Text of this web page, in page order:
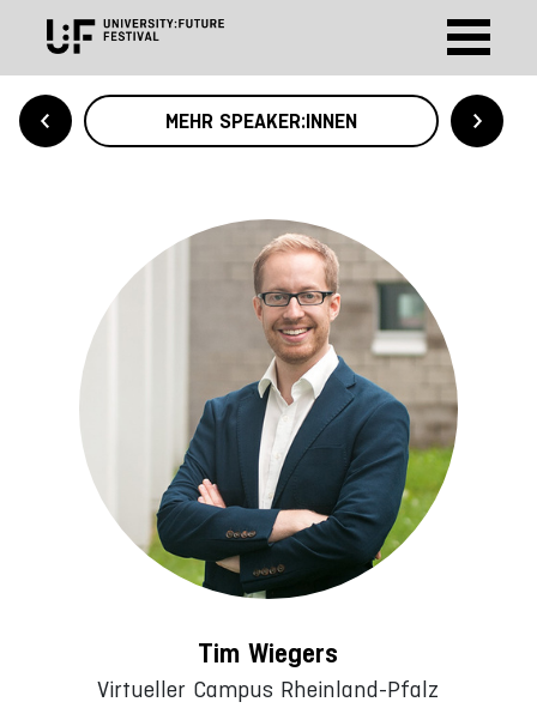
MEHR SPEAKER:INNEN
Tim Wiegers
Virtueller Campus Rheinland-Pfalz